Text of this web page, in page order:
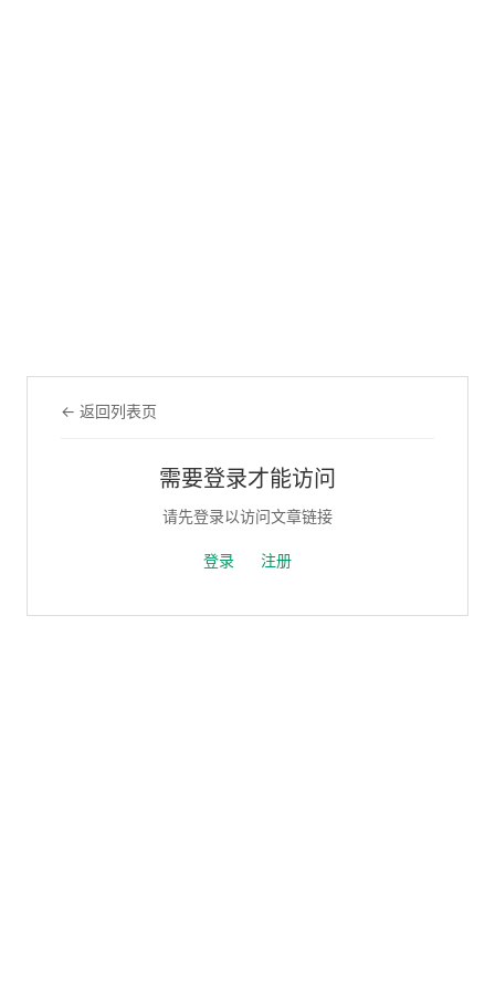
← 返回列表页
需要登录才能访问
请先登录以访问文章链接
登录 注册